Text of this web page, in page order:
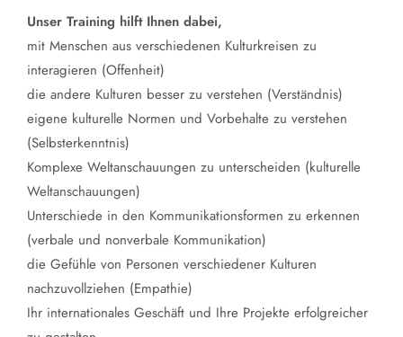
Unser Training hilft Ihnen dabei,
mit Menschen aus verschiedenen Kulturkreisen zu
interagieren (Offenheit)
die andere Kulturen besser zu verstehen (Verständnis)
eigene kulturelle Normen und Vorbehalte zu verstehen
(Selbsterkenntnis)
Komplexe Weltanschauungen zu unterscheiden (kulturelle
Weltanschauungen)
Unterschiede in den Kommunikationsformen zu erkennen
(verbale und nonverbale Kommunikation)
die Gefühle von Personen verschiedener Kulturen
nachzuvollziehen (Empathie)
Ihr internationales Geschäft und Ihre Projekte erfolgreicher